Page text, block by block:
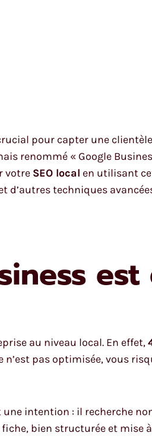
pour capter une
renommé « Google
votre SEO local en utilisant
techniques
est
au niveau local. En effet,
pas optimisée, vous
intention : il recherche
bien structurée et mise